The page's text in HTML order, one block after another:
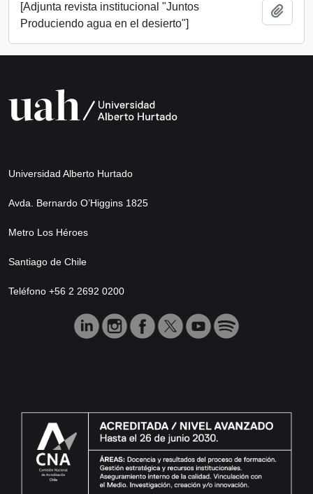
[Adjunta revista institucional "Juntos
Produciendo agua en el desierto"]
Universidad Alberto Hurtado
Avda. Bernardo O’Higgins 1825
Metro Los Héroes
Santiago de Chile
Teléfono +56 2 2692 0200